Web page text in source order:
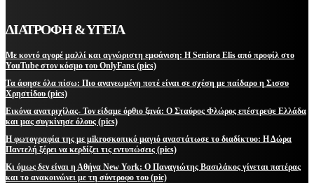
ΔΙΑΤΡΟΦΗ & ΥΓΕΙΑ
Με κοντό αγορέ μαλλί και αγνώριστη εμφάνιση: Η Seniora Elis από προφίλ στο
YouTube στον κόσμο του OnlyFans (pics)
Τα άφησε όλα πίσω: Πιο ανανεωμένη ποτέ είναι σε σχέση με παίδαρο η Σισσυ
Χρηστίδου (pics)
Εικόνα ανατριχίλας- Τον είδαμε όρθιο ξανά: Ο Σταύρος Φλώρος επέστρεψε Ελλάδα
και μας συγκίνησε όλους (pics)
Η φωτογραφία της με μikroσκοπικό μαγιό αναστάτωσε το διαδίκτυο: Η Δώρα
Παντελή ξέρει να κερδίζει τις εντυπώσεις (pics)
Κι όμως δεν είναι η Αθήνα New York: Ο Παναγιώτης Βασιλάκος γίνεται πατέρας
και το ανακοινώνει με τη σύντροφο του (pic)